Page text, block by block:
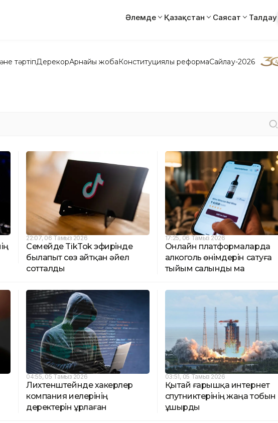
Әлемде Қазақстан Саясат Талдау
тәртіпДерекқорАрнайы жобаКонституциялық реформаСайлау-2026
22:07, 06 Тамыз 2026
Семейде TikTok эфирінде
былапыт сөз айтқан әйел
сотталды
17:25, 06 Тамыз 2026
Онлайн платформаларда
алкоголь өнімдерін сатуға
тыйым салынды ма
04:55, 05 Тамыз 2026
Лихтенштейнде хакерлер
компания иелерінің
деректерін ұрлаған
03:51, 05 Тамыз 2026
Қытай ғарышқа интернет
спутниктерінің жаңа тобын
ұшырды